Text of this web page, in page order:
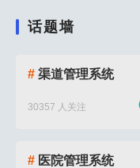
话题墙
# 渠道管理系统
30357 人关注
# 医院管理系统